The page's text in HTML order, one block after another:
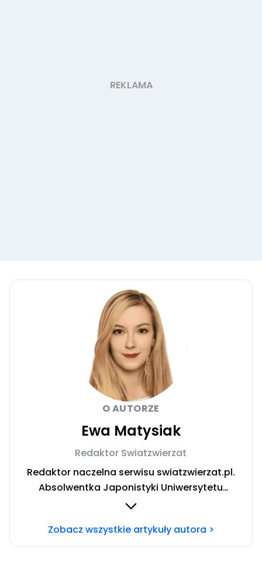
O AUTORZE
Ewa Matysiak
Redaktor Swiatzwierzat
Redaktor naczelna serwisu swiatzwierzat.pl.
Absolwentka Japonistyki Uniwersytetu
Warszawskiego. W trakcie rocznego wyjazdu
relacją człowiek-pies oraz roli domowych
Zobacz wszystkie artykuły autora >